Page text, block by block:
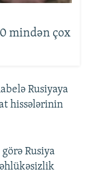
mindən çox
Rusiyaya
hissələrinin
Rusiya